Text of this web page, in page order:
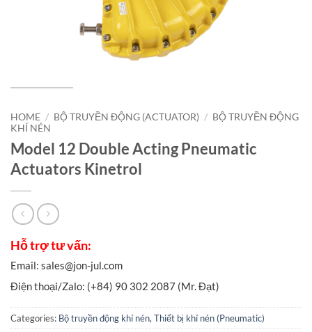
HOME / BỘ TRUYỀN ĐỘNG (ACTUATOR) / BỘ TRUYỀN ĐỘNG
KHÍ NÉN
Model 12 Double Acting Pneumatic
Actuators Kinetrol
Categories: Bộ truyền động khí nén,Thiết bị khí nén (Pneumatic)